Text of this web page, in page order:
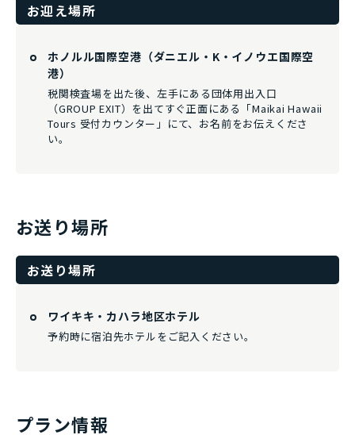
お迎え場所
ホノルル国際空港（ダニエル・K・イノウエ国際空
港）
税関検査場を出た後、左手にある団体用出入口
（GROUP EXIT）を出てすぐ正面にある「Maikai Hawaii
Tours 受付カウンター」にて、お名前をお伝えくださ
い。
お送り場所
お送り場所
ワイキキ・カハラ地区ホテル
予約時に宿泊先ホテルをご記入ください。
プラン情報